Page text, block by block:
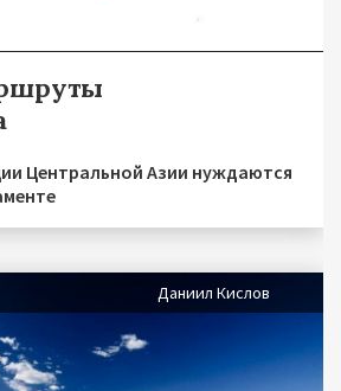
Центральной Азии нуждаются
Даниил Кислов